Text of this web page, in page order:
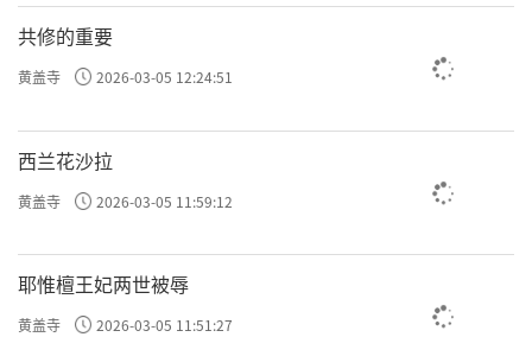
共修的重要
黄盖寺 2026-03-05 12:24:51
西兰花沙拉
黄盖寺 2026-03-05 11:59:12
耶惟檀王妃两世被辱
黄盖寺 2026-03-05 11:51:27